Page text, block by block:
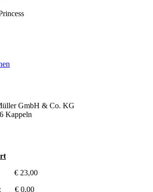
GmbH & Co. KG
Kappeln
€ 23,00
€ 0,00